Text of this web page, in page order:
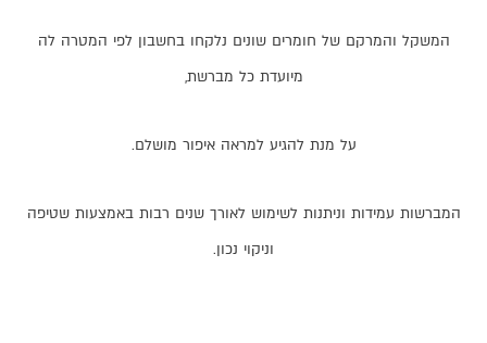
המשקל והמרקם של חומרים שונים נלקחו בחשבון לפי המטרה לה
מיועדת כל מברשת,
על מנת להגיע למראה איפור מושלם.
המברשות עמידות וניתנות לשימוש לאורך שנים רבות באמצעות שטיפה
וניקוי נכון.